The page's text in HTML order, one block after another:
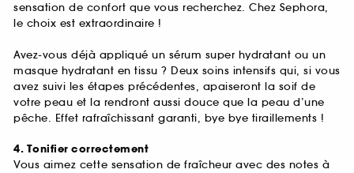
sensation de confort que vous recherchez. Chez Sephora,
le choix est extraordinaire !
Avez-vous déjà appliqué un sérum super hydratant ou un
masque hydratant en tissu ? Deux soins intensifs qui, si vous
avez suivi les étapes précédentes, apaiseront la soif de
votre peau et la rendront aussi douce que la peau d’une
pêche. Effet rafraîchissant garanti, bye bye tiraillements !
4. Tonifier correctement
Vous aimez cette sensation de fraîcheur avec des notes à